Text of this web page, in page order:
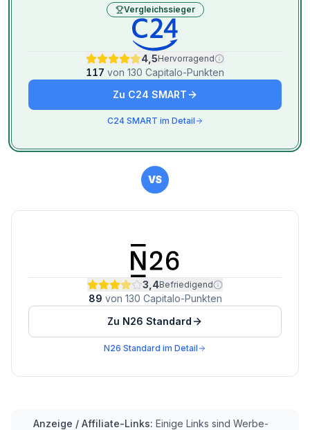
Vergleichssieger
4,5Hervorragend
117 von 130 Capitalo-Punkten
Zu C24 SMART
C24 SMART im Detail
VS
3,4Befriedigend
89 von 130 Capitalo-Punkten
Zu N26 Standard
N26 Standard im Detail
Anzeige / Affiliate-Links: Einige Links sind Werbe-